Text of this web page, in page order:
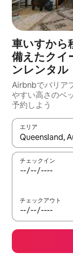
車いすから
備えたクイ
ンレンタル
Airbnbでバリア
やすい高さのベ
予約しよう
エリア
検索結果が表示
チェックイン
チェックアウト